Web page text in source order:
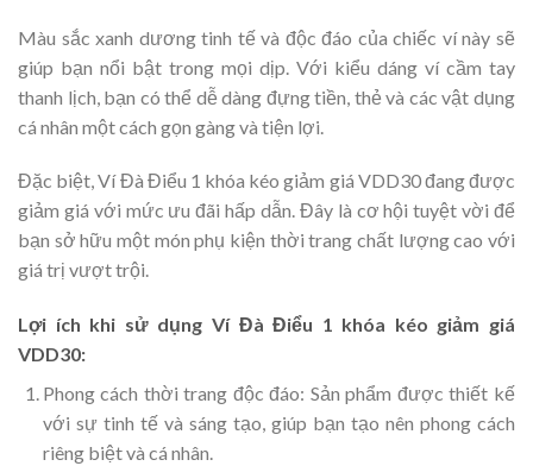
Màu sắc xanh dương tinh tế và độc đáo của chiếc ví này sẽ
giúp bạn nổi bật trong mọi dịp. Với kiểu dáng ví cầm tay
thanh lịch, bạn có thể dễ dàng đựng tiền, thẻ và các vật dụng
cá nhân một cách gọn gàng và tiện lợi.
Đặc biệt, Ví Đà Điểu 1 khóa kéo giảm giá VDD30 đang được
giảm giá với mức ưu đãi hấp dẫn. Đây là cơ hội tuyệt vời để
bạn sở hữu một món phụ kiện thời trang chất lượng cao với
giá trị vượt trội.
Lợi ích khi sử dụng Ví Đà Điểu 1 khóa kéo giảm giá
VDD30:
Phong cách thời trang độc đáo: Sản phẩm được thiết kế
với sự tinh tế và sáng tạo, giúp bạn tạo nên phong cách
riêng biệt và cá nhân.